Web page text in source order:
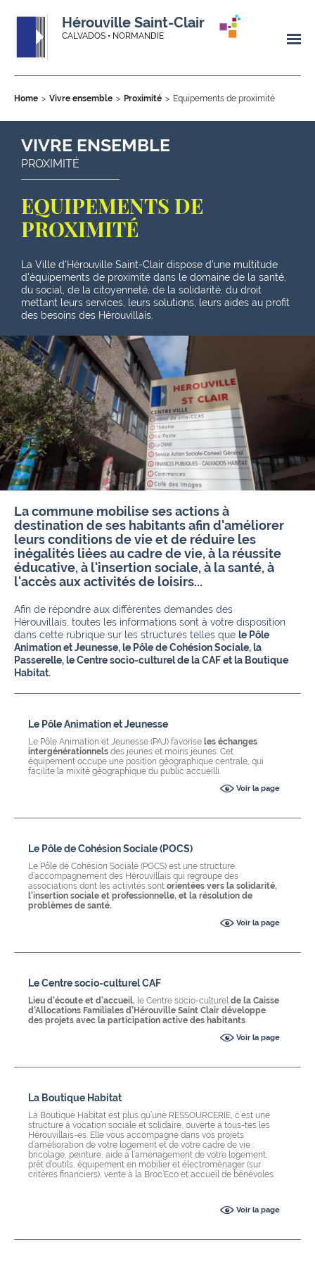
Hérouville Saint-Clair
CALVADOS • NORMANDIE
Home Vivre ensemble Proximité Equipements de proximité
VIVRE ENSEMBLE
PROXIMITÉ
EQUIPEMENTS DE
PROXIMITÉ
La Ville d'Hérouville Saint-Clair dispose d'une multitude
d'équipements de proximité dans le domaine de la santé,
du social, de la citoyenneté, de la solidarité, du droit
mettant leurs services, leurs solutions, leurs aides au profit
des besoins des Hérouvillais.
La commune mobilise ses actions à
destination de ses habitants afin d'améliorer
leurs conditions de vie et de réduire les
inégalités liées au cadre de vie, à la réussite
éducative, à l'insertion sociale, à la santé, à
l'accès aux activités de loisirs...
Afin de répondre aux différentes demandes des
Hérouvillais, toutes les informations sont à votre disposition
dans cette rubrique sur les structures telles que le Pôle
Animation et Jeunesse, le Pôle de Cohésion Sociale, la
Passerelle, le Centre socio-culturel de la CAF et la Boutique
Habitat.
Le Pôle Animation et Jeunesse
Le Pôle Animation et Jeunesse (PAJ) favorise les échanges
intergénérationnels des jeunes et moins jeunes. Cet
équipement occupe une position géographique centrale, qui
facilite la mixité géographique du public accueilli.
Voir la page
Le Pôle de Cohésion Sociale (POCS)
Le Pôle de Cohésion Sociale (POCS) est une structure
d’accompagnement des Hérouvillais qui regroupe des
associations dont les activités sont orientées vers la solidarité,
l'insertion sociale et professionnelle, et la résolution de
problèmes de santé.
Voir la page
Le Centre socio-culturel CAF
Lieu d’écoute et d’accueil, le Centre socio-culturelde la Caisse
d’Allocations Familiales d’Hérouville Saint Clair développe
des projets avec la participation active des habitants.
Voir la page
La Boutique Habitat
La Boutique Habitat est plus qu’une RESSOURCERIE, c’est une
structure à vocation sociale et solidaire, ouverte à tous-tes les
Hérouvillais-es. Elle vous accompagne dans vos projets
d’amélioration de votre logement et de votre cadre de vie :
bricolage, peinture, aide à l’aménagement de votre logement,
prêt d’outils, équipement en mobilier et électroménager (sur
critères financiers), vente à la Broc’Eco et accueil de bénévoles.
Voir la page